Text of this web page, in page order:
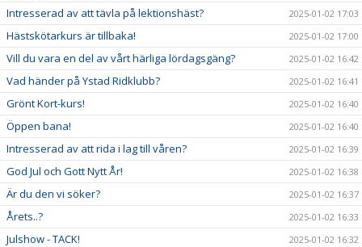
Intresserad av att tävla på lektionshäst? 2025-01-02 17:03
Hästskötarkurs är tillbaka! 2025-01-02 17:00
Vill du vara en del av vårt härliga lördagsgäng? 2025-01-02 16:42
Vad händer på Ystad Ridklubb? 2025-01-02 16:41
Grönt Kort-kurs! 2025-01-02 16:40
Öppen bana! 2025-01-02 16:40
Intresserad av att rida i lag till våren? 2025-01-02 16:39
God Jul och Gott Nytt År! 2025-01-02 16:38
Är du den vi söker? 2025-01-02 16:37
Årets..? 2025-01-02 16:33
Julshow - TACK! 2025-01-02 16:32